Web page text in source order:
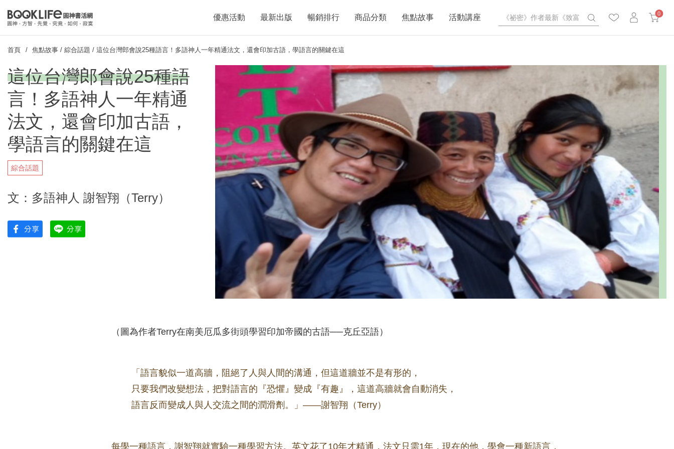
0
優惠活動 最新出版 暢銷排行 商品分類 焦點故事 活動講座
首頁 焦點故事 / 綜合話題 / 這位台灣郎會說25種語言！多語神人一年精通法文，還會印加古語，學語言的關鍵在這
這位台灣郎會說25種語
言！多語神人一年精通
法文，還會印加古語，
學語言的關鍵在這
綜合話題
文：多語神人 謝智翔（Terry）
（圖為作者Terry在南美厄瓜多街頭學習印加帝國的古語──克丘亞語）
「語言貌似一道高牆，阻絕了人與人間的溝通，但這道牆並不是有形的，
只要我們改變想法，把對語言的『恐懼』變成『有趣』，這道高牆就會自動消失，
語言反而變成人與人交流之間的潤滑劑。」——謝智翔（Terry）
每學一種語言，謝智翔就實驗一種學習方法。 英文花了10年才精通，法文只需1年， 現在的他，學會一種新語言，